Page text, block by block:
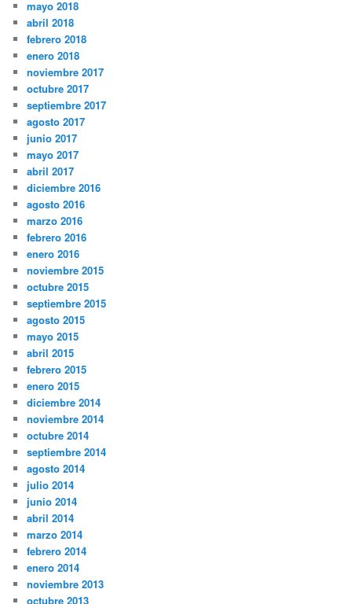
mayo 2018
abril 2018
febrero 2018
enero 2018
noviembre 2017
octubre 2017
septiembre 2017
agosto 2017
junio 2017
mayo 2017
abril 2017
diciembre 2016
agosto 2016
marzo 2016
febrero 2016
enero 2016
noviembre 2015
octubre 2015
septiembre 2015
agosto 2015
mayo 2015
abril 2015
febrero 2015
enero 2015
diciembre 2014
noviembre 2014
octubre 2014
septiembre 2014
agosto 2014
julio 2014
junio 2014
abril 2014
marzo 2014
febrero 2014
enero 2014
noviembre 2013
octubre 2013